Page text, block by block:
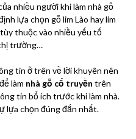
nhiều người khi làm nhà gỗ
lựa chọn gỗ lim Lào hay lim
tùy thuộc vào nhiều yếu tố
trường…
tin ở trên về lời khuyên nên
làm nhà gỗ cổ truyền trên
tin bổ ích trước khi làm nhà.
lựa chọn đúng đắn nhất.